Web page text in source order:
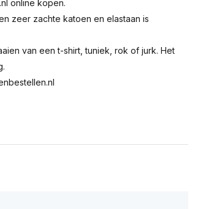
online kopen.
zeer zachte katoen en elastaan is
van een t-shirt, tuniek, rok of jurk. Het